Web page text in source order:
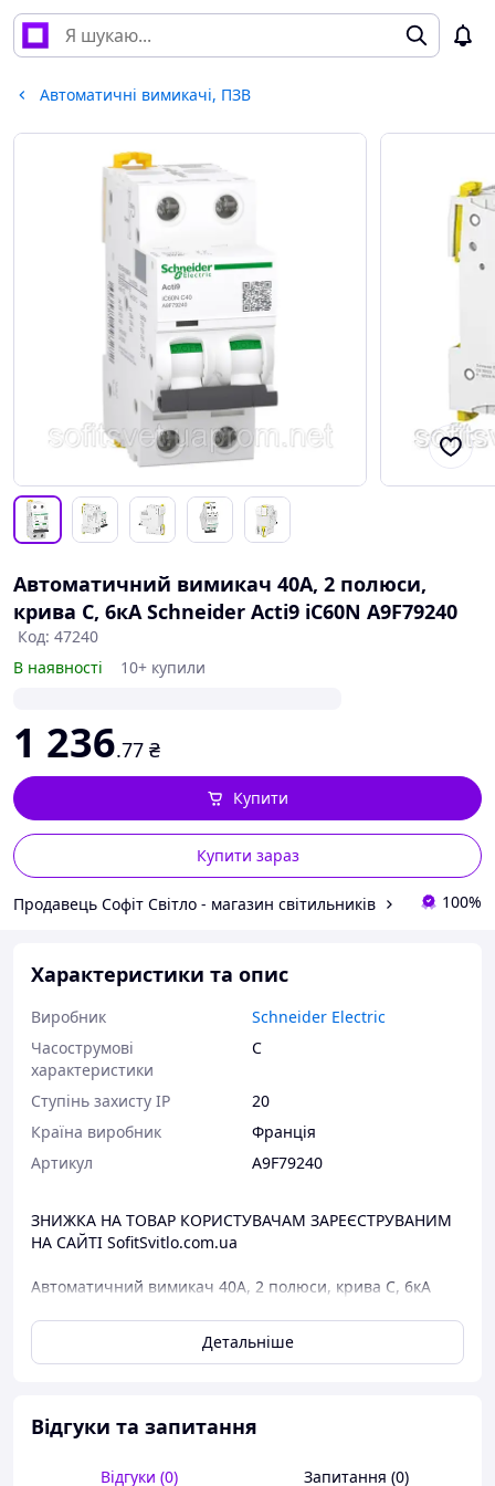
Автоматичні вимикачі, ПЗВ
Автоматичний вимикач 40А, 2 полюси,
крива C, 6кА Schneider Acti9 iC60N A9F79240
Код: 47240
В наявності
10+ купили
1 236.77 ₴
Купити зараз
Купити
Продавець Софіт Світло - магазин світильників 100%
Характеристики та опис
Виробник
Schneider Electric
Часострумові
характеристики
C
Ступінь захисту IP
20
Країна виробник
Франція
Артикул
A9F79240
ЗНИЖКА НА ТОВАР КОРИСТУВАЧАМ ЗАРЕЄСТРУВАНИМ
НА САЙТІ SofitSvitlo.com.ua
Автоматичний вимикач 40А, 2 полюси, крива C, 6кА
Пристрої Schneider Electric серії Acti9 придатні для
забезпечуючи при цьому високий рівень безпеки та
безперебійності роботи.
Детальніше
Відгуки та запитання
Відгуки (0) Запитання (0)